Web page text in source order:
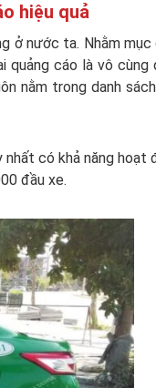
hiệu quả
ở nước ta. Nhằm
quảng cáo là vô cùng
nằm trong danh
nhất có khả năng hoạt
đầu xe.